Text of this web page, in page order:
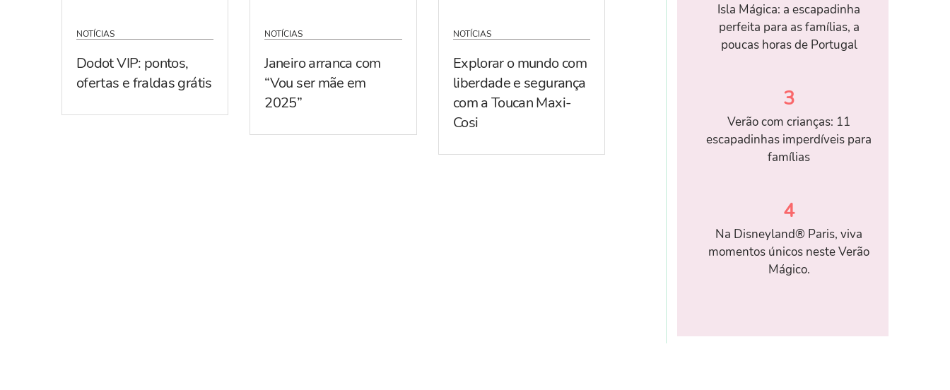
NOTÍCIAS
Dodot VIP: pontos,
ofertas e fraldas grátis
NOTÍCIAS
Janeiro arranca com
“Vou ser mãe em
2025”
NOTÍCIAS
Explorar o mundo com
liberdade e segurança
com a Toucan Maxi-
Cosi
Isla Mágica: a escapadinha
perfeita para as famílias, a
poucas horas de Portugal
3
Verão com crianças: 11
escapadinhas imperdíveis para
famílias
4
Na Disneyland® Paris, viva
momentos únicos neste Verão
Mágico.